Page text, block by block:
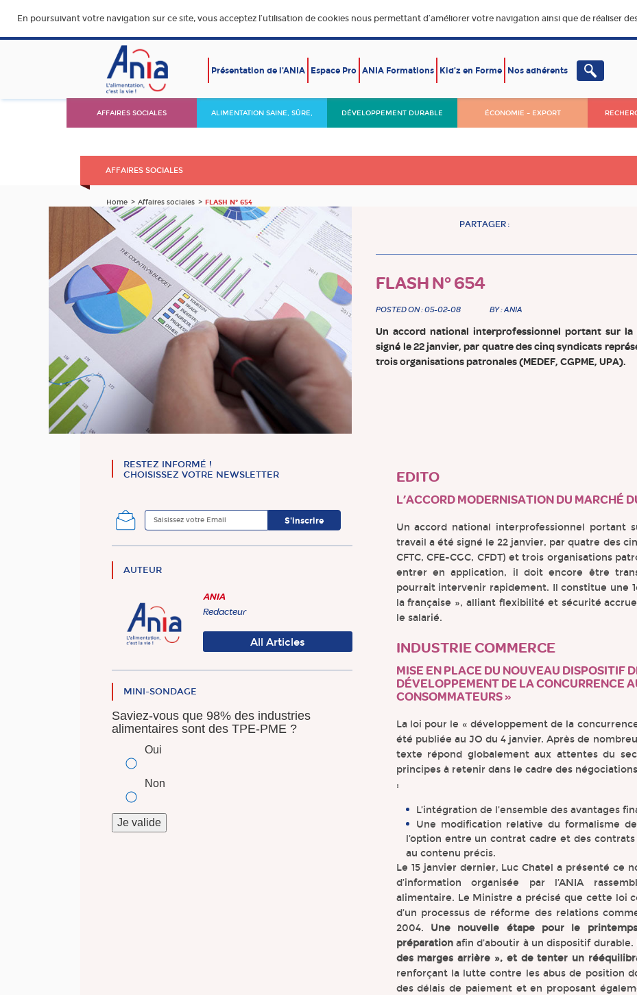
En poursuivant votre navigation sur ce site, vous acceptez l’utilisation de cookies nous permettant d’améliorer votre navigation ainsi que de réaliser
Présentation de l’ANIA Espace Pro ANIA Formations Kid’z en Forme Nos adhérents
AFFAIRES SOCIALES ALIMENTATION SAINE, SÛRE, DÉVELOPPEMENT DURABLE ÉCONOMIE – EXPORT
AFFAIRES SOCIALES
Home Affaires sociales FLASH N° 654
PARTAGER :
FLASH N° 654
POSTED ON : 05-02-08 BY : ANIA
Un accord national interprofessionnel portant sur
signé le 22 janvier, par quatre des cinq syndicats
trois organisations patronales (MEDEF, CGPME, UPA).
RESTEZ INFORMÉ !
CHOISISSEZ VOTRE NEWSLETTER
AUTEUR
ANIA
Redacteur
All Articles
MINI-SONDAGE
Saviez-vous que 98% des industries
alimentaires sont des TPE-PME ?
Oui
Non
EDITO
L’ACCORD MODERNISATION DU MARCHÉ
Un accord national interprofessionnel portant
travail a été signé le 22 janvier, par quatre des
CFTC, CFE-CGC, CFDT) et trois organisations
entrer en application, il doit encore être
pourrait intervenir rapidement. Il constitue une
la française », alliant flexibilité et sécurité
le salarié.
INDUSTRIE COMMERCE
MISE EN PLACE DU NOUVEAU DISPOSITIF
DÉVELOPPEMENT DE LA CONCURRENCE
CONSOMMATEURS »
La loi pour le « développement de la
été publiée au JO du 4 janvier. Après de
texte répond globalement aux attentes du
principes à retenir dans le cadre des
:
L’intégration de l’ensemble des avantages
Une modification relative du formalisme
l’option entre un contrat cadre et des
au contenu précis.
Le 15 janvier dernier, Luc Chatel a présenté ce
d’information organisée par l’ANIA
alimentaire. Le Ministre a précisé que cette loi
d’un processus de réforme des relations
2004.
Une nouvelle étape pour le
préparation afin d’aboutir à un dispositif durable.
des marges arrière », et de tenter un
renforçant la lutte contre les abus de position
des délais de paiement et en proposant